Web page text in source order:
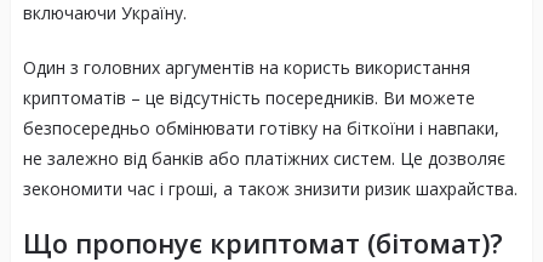
включаючи Україну.
Один з головних аргументів на користь використання
криптоматів – це відсутність посередників. Ви можете
безпосередньо обмінювати готівку на біткоїни і навпаки,
не залежно від банків або платіжних систем. Це дозволяє
зекономити час і гроші, а також знизити ризик шахрайства.
Що пропонує криптомат (бітомат)?